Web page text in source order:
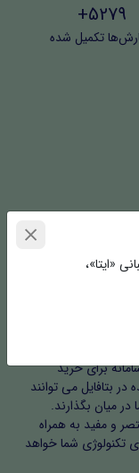
5279+
تکمیل شده
حرفه ای خود را
مربوطه در شهریور ماه ۱۴۰۲ آغاز کرد. بتافایل به کاربران
دانشگاهی،
و موشن گرافیک
برای خرید
در بتافایل می توانند
میان بگذارند.
و مفید به همراه
تکنولوژی شما خواهد
«ایتا»،